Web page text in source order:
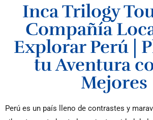
Inca Trilogy
Compañía
Explorar Perú |
tu Aventura
Mejores
Perú es un país lleno de contrastes y